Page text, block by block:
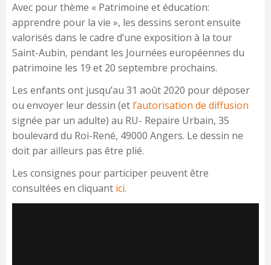
Avec pour thème « Patrimoine et éducation:
apprendre pour la vie », les dessins seront ensuite
valorisés dans le cadre d’une exposition à la tour
Saint-Aubin, pendant les Journées européennes du
patrimoine les 19 et 20 septembre prochains.
Les enfants ont jusqu’au 31 août 2020 pour déposer
ou envoyer leur dessin (et l’autorisation de diffusion
signée par un adulte) au RU- Repaire Urbain, 35
boulevard du Roi-René, 49000 Angers. Le dessin ne
doit par ailleurs pas être plié.
Les consignes pour participer peuvent être
consultées en cliquant ici.